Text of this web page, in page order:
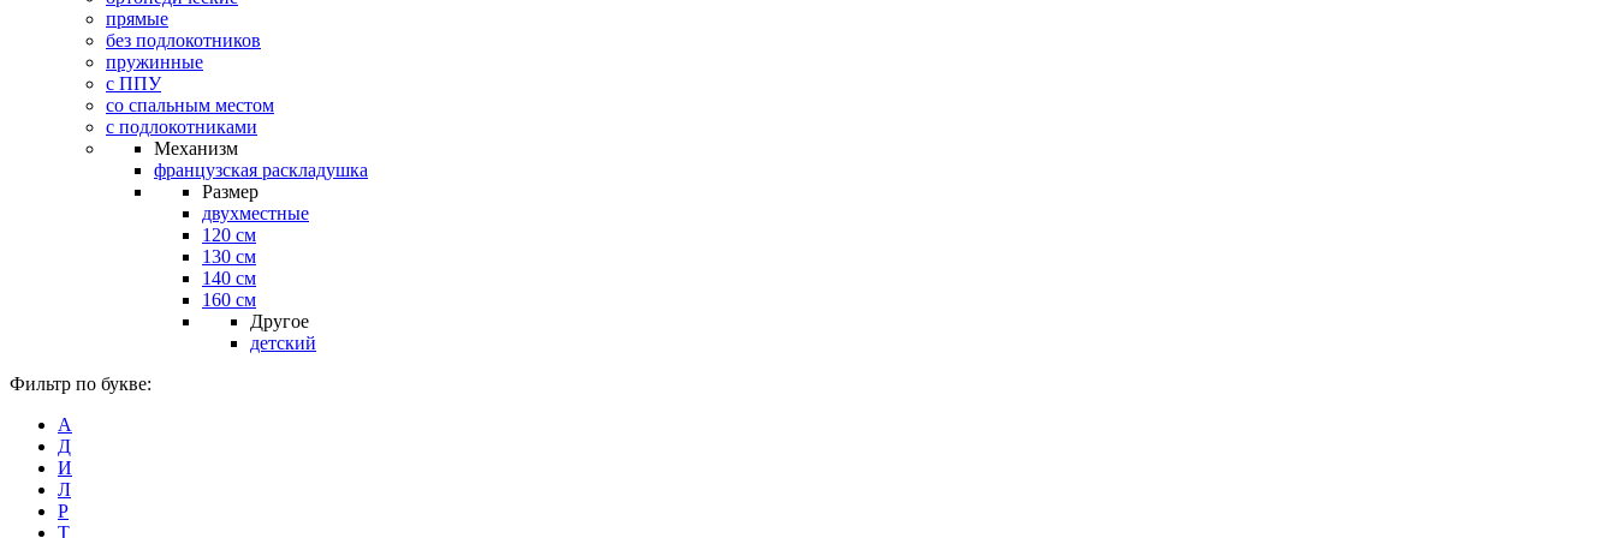
прямые
без подлокотников
пружинные
с ППУ
со спальным местом
с подлокотниками
Механизм
французская раскладушка
Размер
двухместные
120 см
130 см
140 см
160 см
Другое
детский
Фильтр по букве:
А
Д
И
Л
Р
Т